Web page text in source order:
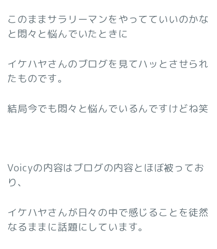
このままサラリーマンをやってていいのかな
と悶々と悩んでいたときに
イケハヤさんのブログを見てハッとさせられ
たものです。
結局今でも悶々と悩んでいるんですけどね笑
Voicyの内容はブログの内容とほぼ被ってお
り、
イケハヤさんが日々の中で感じることを徒然
なるままに話題にしています。